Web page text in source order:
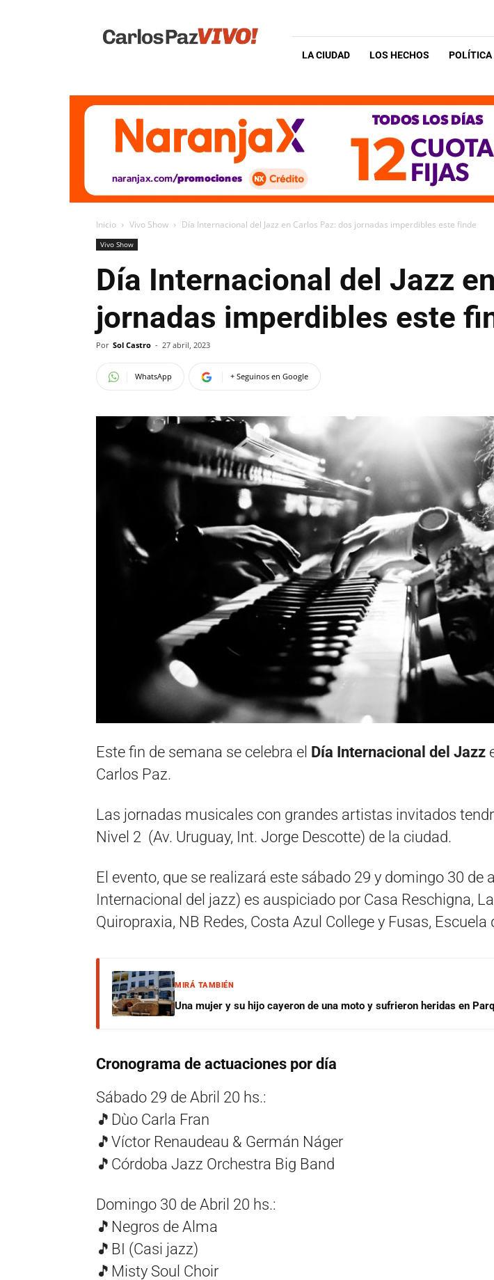
Vivo
LA CIUDAD LOS HECHOS POLÍTICA
Inicio Vivo Show Día Internacional del Jazz en Carlos Paz: dos jornadas imperdibles este finde
Vivo Show
Día Internacional del Jazz
jornadas imperdibles este
Por Sol Castro - 27 abril, 2023
WhatsApp + Seguinos en Google
Este fin de semana se celebra el Día Internacional del Jazz
Carlos Paz.
Las jornadas musicales con grandes artistas invitados
Nivel 2 (Av. Uruguay, Int. Jorge Descotte) de la ciudad.
El evento, que se realizará este sábado 29 y domingo 30 de
Internacional del jazz) es auspiciado por Casa Reschigna,
Quiropraxia, NB Redes, Costa Azul College y Fusas, Escuela
MIRÁ TAMBIÉN
Una mujer y su hijo cayeron de una moto y sufrieron heridas en
Cronograma de actuaciones por día
Sábado 29 de Abril 20 hs.:
🎵Dùo Carla Fran
🎵Víctor Renaudeau & Germán Náger
🎵Córdoba Jazz Orchestra Big Band
Domingo 30 de Abril 20 hs.:
🎵Negros de Alma
🎵BI (Casi jazz)
🎵Misty Soul Choir